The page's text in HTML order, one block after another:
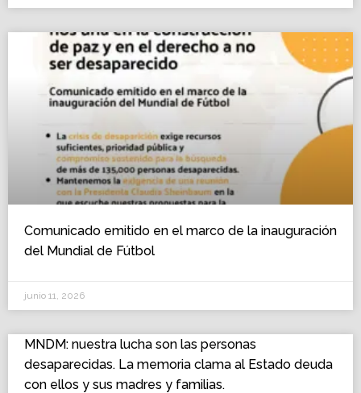
Comunicado emitido en el marco de la inauguración
del Mundial de Fútbol
junio 11, 2026
MNDM: nuestra lucha son las personas
desaparecidas. La memoria clama al Estado deuda
con ellos y sus madres y familias.